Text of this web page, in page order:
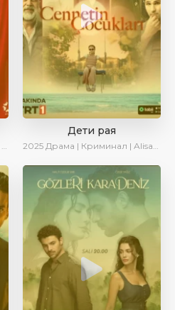
Дети рая
2025 Драма | Криминал | AlisaDirilis | Новинки | Сериалы 2025